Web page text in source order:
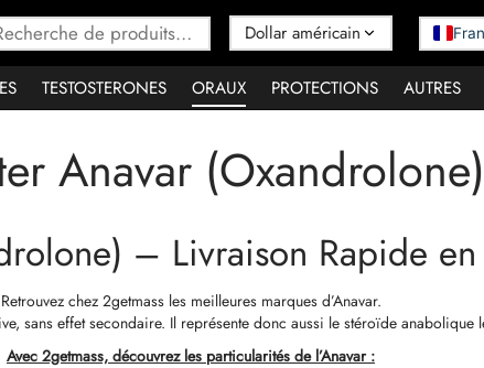
Recherche
pour :
TESTOSTERONES ORAUX PROTECTIONS AUTRES
Anavar (Oxandrolone)
– Livraison Rapide
Retrouvez chez 2getmass les meilleures marques d’Anavar.
sans effet secondaire. Il représente donc aussi le stéroïde anabolique
Avec 2getmass, découvrez les particularités de l’Anavar :